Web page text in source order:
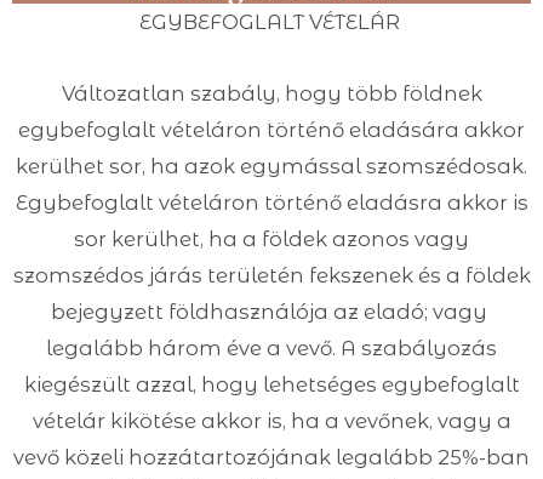
EGYBEFOGLALT VÉTELÁR
Változatlan szabály, hogy több földnek
egybefoglalt vételáron történő eladására akkor
kerülhet sor, ha azok egymással szomszédosak.
Egybefoglalt vételáron történő eladásra akkor is
sor kerülhet, ha a földek azonos vagy
szomszédos járás területén fekszenek és a földek
bejegyzett földhasználója az eladó; vagy
legalább három éve a vevő. A szabályozás
kiegészült azzal, hogy lehetséges egybefoglalt
vételár kikötése akkor is, ha a vevőnek, vagy a
vevő közeli hozzátartozójának legalább 25%-ban